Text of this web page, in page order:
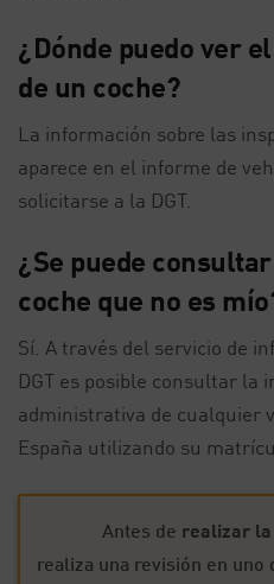
¿Dónde puedo ver
de un coche?
La información sobre las
aparece en el informe de
solicitarse a la DGT.
¿Se puede
coche que no es
Sí. A través del servicio de
DGT es posible consultar la
administrativa de cualquier
España utilizando su
Antes de realizar la
realiza una revisión en uno